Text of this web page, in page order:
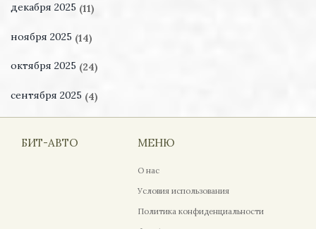
декабря 2025 (11)
ноября 2025 (14)
октября 2025 (24)
сентября 2025 (4)
БИТ-АВТО МЕНЮ
О нас
Условия использования
Политика конфиденциальности